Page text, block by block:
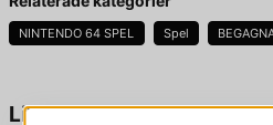
Liknande produkter
tärning och flytta så många steg,
Beroende på var spelaren hamnar
första plats fick man många
Namn
NINTENDO 64 SPEL Spel